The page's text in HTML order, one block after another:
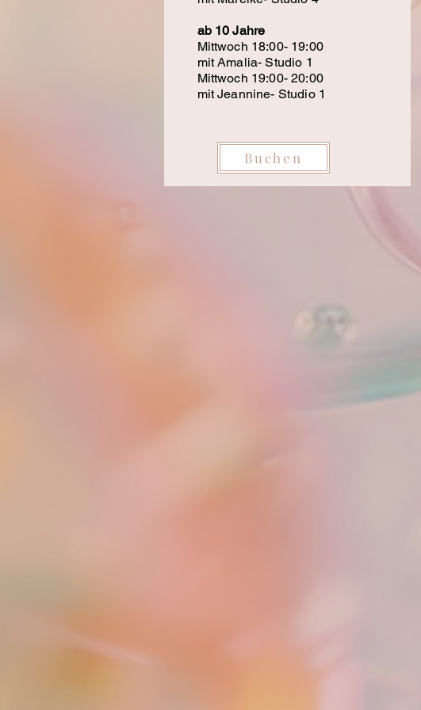
ab 10 Jahre
Mittwoch 18:00- 19:00
mit Amalia- Studio 1
Mittwoch 19:00- 20:00
mit Jeannine- Studio 1
Buchen